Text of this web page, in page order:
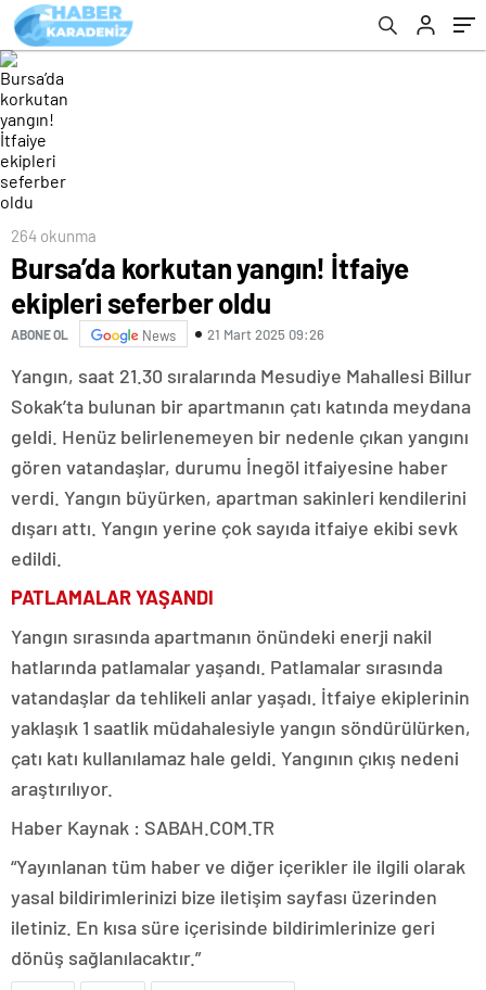
264 okunma
Bursa’da korkutan yangın! İtfaiye
ekipleri seferber oldu
ABONE OL News 21 Mart 2025 09:26
Yangın, saat 21.30 sıralarında Mesudiye Mahallesi Billur
Sokak’ta bulunan bir apartmanın çatı katında meydana
geldi. Henüz belirlenemeyen bir nedenle çıkan yangını
gören vatandaşlar, durumu İnegöl itfaiyesine haber
verdi. Yangın büyürken, apartman sakinleri kendilerini
dışarı attı. Yangın yerine çok sayıda itfaiye ekibi sevk
edildi.
PATLAMALAR YAŞANDI
Yangın sırasında apartmanın önündeki enerji nakil
hatlarında patlamalar yaşandı. Patlamalar sırasında
vatandaşlar da tehlikeli anlar yaşadı. İtfaiye ekiplerinin
yaklaşık 1 saatlik müdahalesiyle yangın söndürülürken,
çatı katı kullanılamaz hale geldi. Yangının çıkış nedeni
araştırılıyor.
Haber Kaynak : SABAH.COM.TR
“Yayınlanan tüm haber ve diğer içerikler ile ilgili olarak
yasal bildirimlerinizi bize iletişim sayfası üzerinden
iletiniz. En kısa süre içerisinde bildirimlerinize geri
dönüş sağlanılacaktır.”